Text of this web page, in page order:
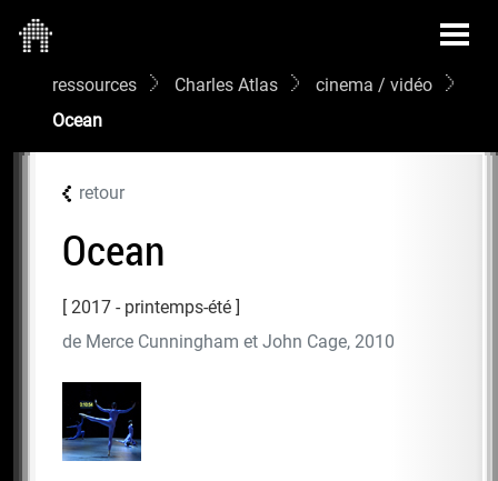
ressources Charles Atlas
cinema / vidéo
Ocean
retour
Ocean
2017 - printemps-été
de Merce Cunningham et John Cage, 2010